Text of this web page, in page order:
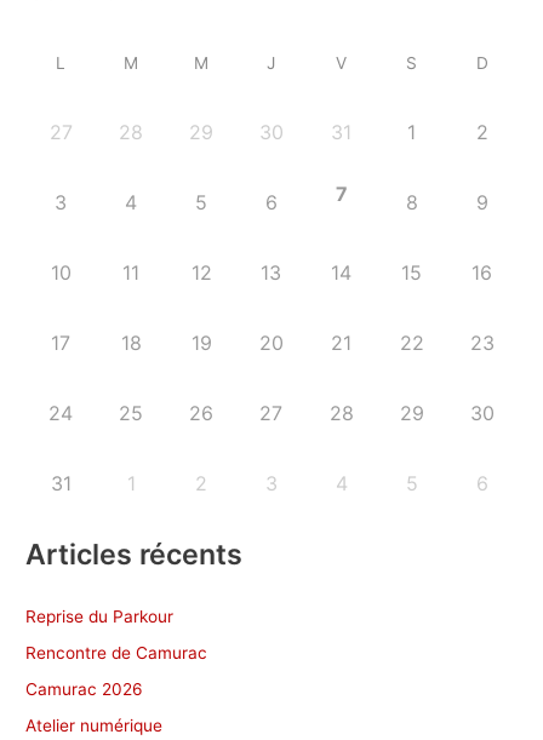
L M M J V S D
27 28 29 30 31 1 2
3 4 5 6 7 8 9
10 11 12 13 14 15 16
17 18 19 20 21 22 23
24 25 26 27 28 29 30
31 1 2 3 4 5 6
Articles récents
Reprise du Parkour
Rencontre de Camurac
Camurac 2026
Atelier numérique